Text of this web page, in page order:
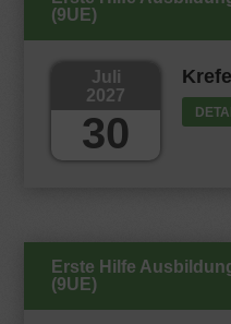
(9UE)
Juli
2027
30
Erste Hilfe
(9UE)